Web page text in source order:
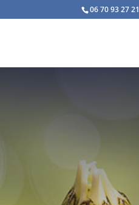
06 70 93 27 21